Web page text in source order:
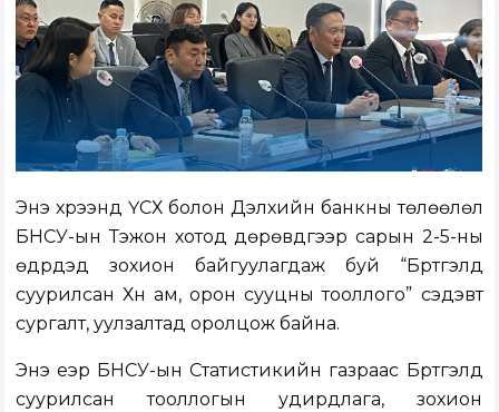
Энэ хүрээнд ҮСХ болон Дэлхийн банкны төлөөлөл
БНСУ-ын Тэжон хотод дөрөвдүгээр сарын 2-5-ны
өдрүүдэд зохион байгуулагдаж буй “Бүртгэлд
суурилсан Хүн ам, орон сууцны тооллого” сэдэвт
сургалт, уулзалтад оролцож байна.
Энэ үеэр БНСУ-ын Статистикийн газраас Бүртгэлд
суурилсан тооллогын удирдлага, зохион